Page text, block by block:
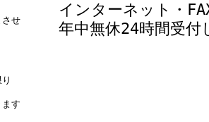
させ
す
インターネット・
年中無休24時間受付